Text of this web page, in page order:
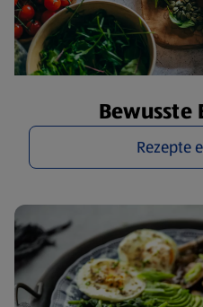
Bewusste
Rezepte